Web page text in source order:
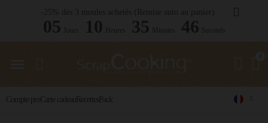
Compte pro Carte cadeau Recettes Pack